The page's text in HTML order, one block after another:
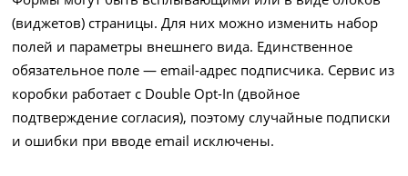
(виджетов) страницы. Для них можно изменить набор
полей и параметры внешнего вида. Единственное
обязательное поле — email-адрес подписчика. Сервис из
коробки работает с Double Opt-In (двойное
подтверждение согласия), поэтому случайные подписки
и ошибки при вводе email исключены.